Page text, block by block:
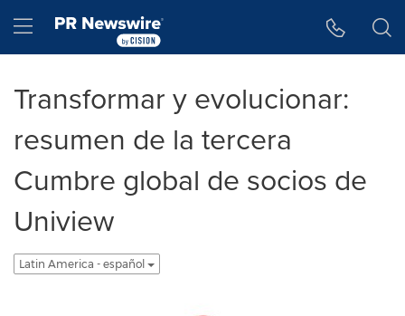
Hamburger menu
Transformar y evolucionar:
resumen de la tercera
Cumbre global de socios de
Uniview
Latin America - español